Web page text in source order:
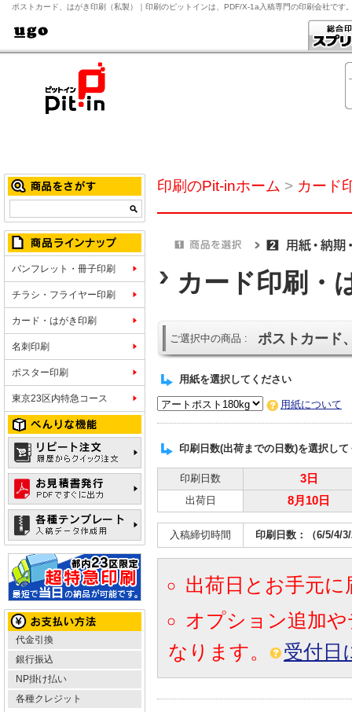
ポストカード、はがき印刷（私製）｜印刷のピットインは、PDF/X-1a入稿専門の印刷会社です
パンフレット・冊子印刷
チラシ・フライヤー印刷
カード・はがき印刷
名刺印刷
ポスター印刷
東京23区内特急コース
代金引換
銀行振込
NP掛け払い
各種クレジット
印刷のPit-inホーム > カード
カード印刷・
ご選択中の商品 : ポストカード
用紙を選択してください
用紙について
印刷日数(出荷までの日数)を選択して
印刷日数 3日
出荷日 8月10日
入稿締切時間 印刷日数：（6/5/4/
出荷日とお手元
オプション追加
なります。
受付日